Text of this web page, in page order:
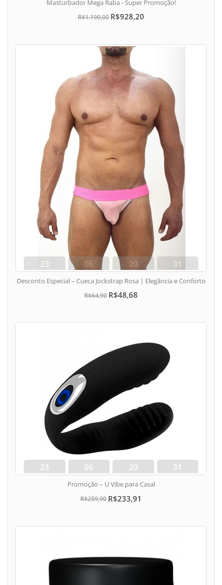
Masturbador Mega Raba - Super Promoção!
R$1.190,00 R$928,20
23
dias
06
hora
20
min
31
seg
Desconto Especial – Cueca Jockstrap Rosa | Elegância e Conforto
R$64,90 R$48,68
23
dias
06
hora
20
min
31
seg
Promoção – U Vibe para Casal
R$259,90 R$233,91